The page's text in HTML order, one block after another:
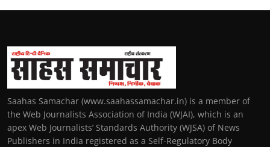
Saahas Samachar (www.saahassamachar.in) is a member of
the Web Journalists Association of India (WJAI), which is an
apex Web Journalists’ Standards Authority (WJSA) of News
Publishers in India registered as a Self-Regulatory Body